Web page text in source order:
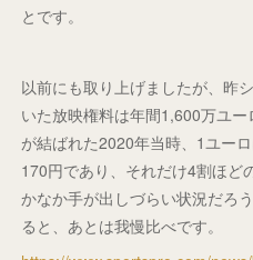
とです。
以前にも取り上げましたが、昨
いた放映権料は年間1,600万ユ
が結ばれた2020年当時、1ユー
170円であり、それだけ4割ほど
かなか手が出しづらい状況だろ
ると、あとは我慢比べです。